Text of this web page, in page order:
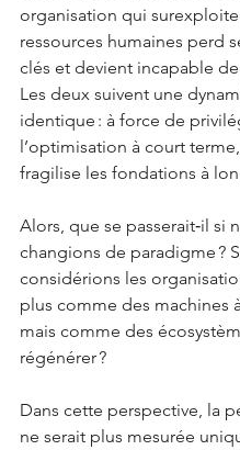
organisation qui surexploite
ressources humaines perd
clés et devient incapable de
Les deux suivent une
identique : à force de
l’optimisation à court
fragilise les fondations à
Alors, que se passerait‑il si
changions de paradigme ?
considérions les
plus comme des machines
mais comme des
régénérer ?
Dans cette perspective, la
ne serait plus mesurée